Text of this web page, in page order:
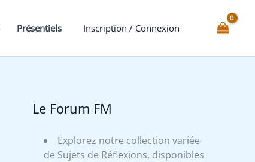
Présentiels Inscription / Connexion
Le Forum FM
Explorez notre collection variée
de Sujets de Réflexions, disponibles
du
-
Novice,
l'Epée